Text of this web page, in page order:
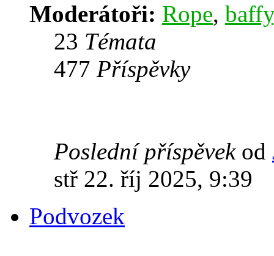
Moderátoři: Rope, baffy
23 Témata
477 Příspěvky
Poslední příspěvekod
stř 22. říj 2025, 9:39
Podvozek